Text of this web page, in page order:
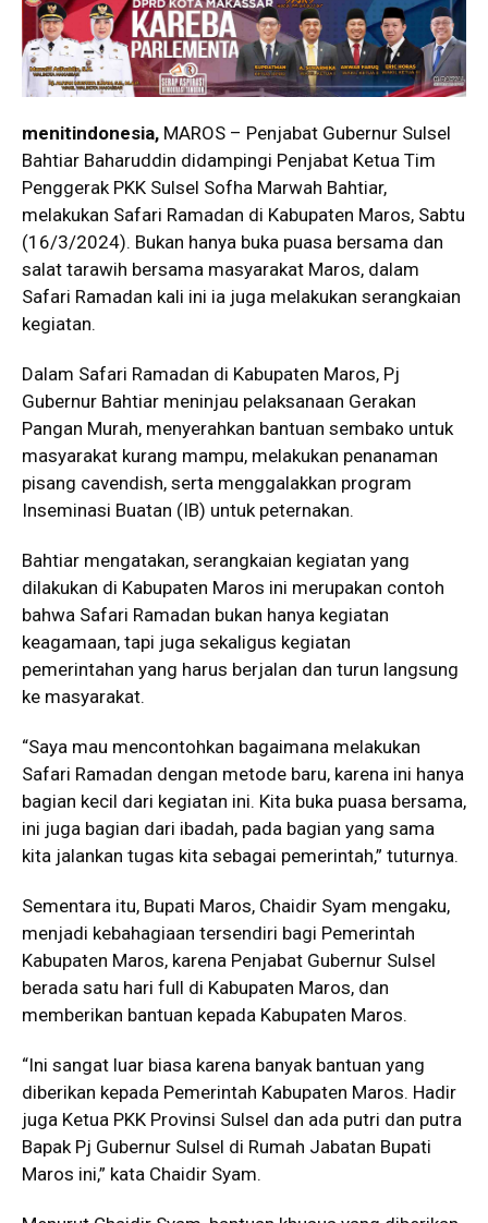
menitindonesia, MAROS – Penjabat Gubernur Sulsel
Bahtiar Baharuddin didampingi Penjabat Ketua Tim
Penggerak PKK Sulsel Sofha Marwah Bahtiar,
melakukan Safari Ramadan di Kabupaten Maros, Sabtu
(16/3/2024). Bukan hanya buka puasa bersama dan
salat tarawih bersama masyarakat Maros, dalam
Safari Ramadan kali ini ia juga melakukan serangkaian
kegiatan.
Dalam Safari Ramadan di Kabupaten Maros, Pj
Gubernur Bahtiar meninjau pelaksanaan Gerakan
Pangan Murah, menyerahkan bantuan sembako untuk
masyarakat kurang mampu, melakukan penanaman
pisang cavendish, serta menggalakkan program
Inseminasi Buatan (IB) untuk peternakan.
Bahtiar mengatakan, serangkaian kegiatan yang
dilakukan di Kabupaten Maros ini merupakan contoh
bahwa Safari Ramadan bukan hanya kegiatan
keagamaan, tapi juga sekaligus kegiatan
pemerintahan yang harus berjalan dan turun langsung
ke masyarakat.
“Saya mau mencontohkan bagaimana melakukan
Safari Ramadan dengan metode baru, karena ini hanya
bagian kecil dari kegiatan ini. Kita buka puasa bersama,
ini juga bagian dari ibadah, pada bagian yang sama
kita jalankan tugas kita sebagai pemerintah,” tuturnya.
Sementara itu, Bupati Maros, Chaidir Syam mengaku,
menjadi kebahagiaan tersendiri bagi Pemerintah
Kabupaten Maros, karena Penjabat Gubernur Sulsel
berada satu hari full di Kabupaten Maros, dan
memberikan bantuan kepada Kabupaten Maros.
“Ini sangat luar biasa karena banyak bantuan yang
diberikan kepada Pemerintah Kabupaten Maros. Hadir
juga Ketua PKK Provinsi Sulsel dan ada putri dan putra
Bapak Pj Gubernur Sulsel di Rumah Jabatan Bupati
Maros ini,” kata Chaidir Syam.